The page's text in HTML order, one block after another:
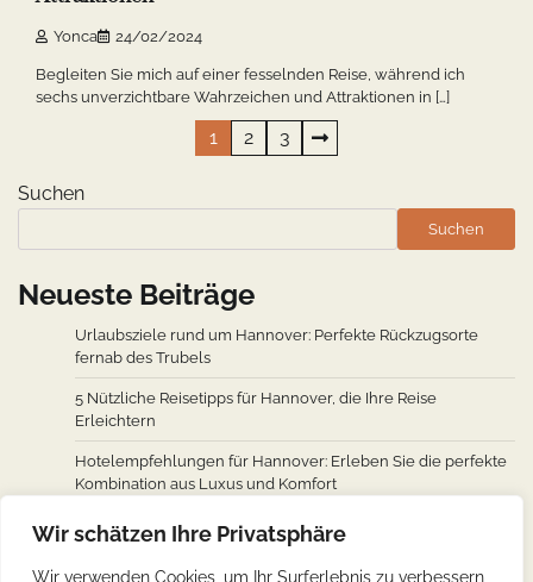
Wir schätzen Ihre Privatsphäre
Wir verwenden Cookies, um Ihr Surferlebnis zu verbessern,
Yonca 24/02/2024
Begleiten Sie mich auf einer fesselnden Reise, während ich
sechs unverzichtbare Wahrzeichen und Attraktionen in […]
Seitennummerierung
der
1 2 3
Suchen
Suchen
Neueste Beiträge
Urlaubsziele rund um Hannover: Perfekte Rückzugsorte
fernab des Trubels
5 Nützliche Reisetipps für Hannover, die Ihre Reise
Erleichtern
Hotelempfehlungen für Hannover: Erleben Sie die perfekte
Kombination aus Luxus und Komfort
Wie man von den wichtigsten Städten weltweit nach
Hannover fliegt: Ein Überblick über Flugverbindungen